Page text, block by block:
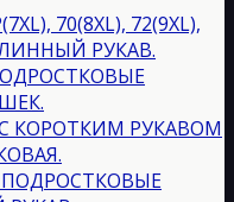
70(8XL), 72(9XL),
РУКАВ.
КОРОТКИМ РУКАВОМ